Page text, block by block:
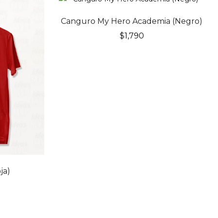
Canguro My Hero Academia (Negro)
$1,790